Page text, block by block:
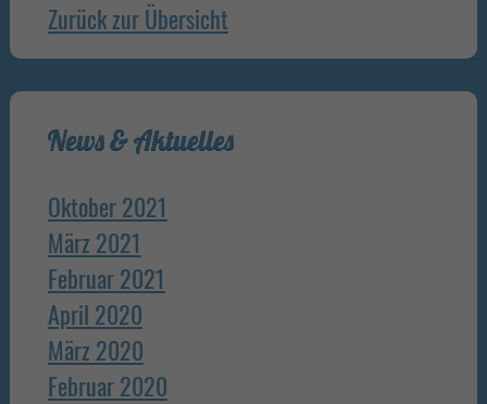
Zurück zur Übersicht
News & Aktuelles
Oktober 2021
März 2021
Februar 2021
April 2020
März 2020
Februar 2020